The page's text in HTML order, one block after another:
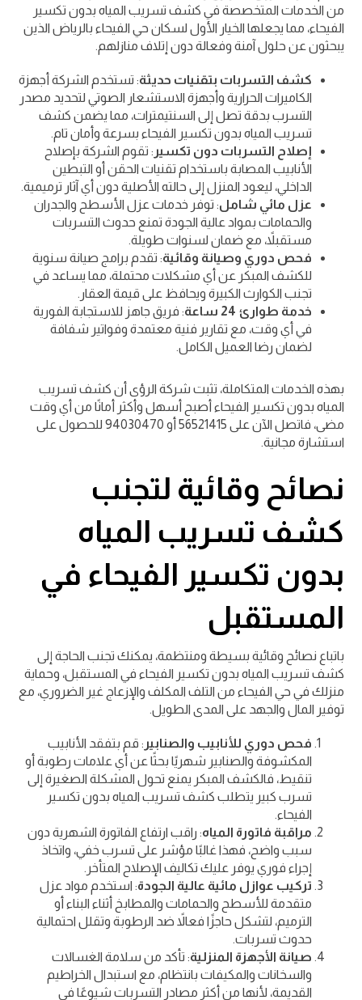
من الخدمات المتخصصة في كشف تسريب المياه بدون تكسير
الفيحاء، مما يجعلها الخيار الأول لسكان حي الفيحاء بالرياض الذين
يبحثون عن حلول آمنة وفعالة دون إتلاف منازلهم.
كشف التسربات بتقنيات حديثة: تستخدم الشركة أجهزة
الكاميرات الحرارية وأجهزة الاستشعار الصوتي لتحديد مصدر
التسرب بدقة تصل إلى السنتيمترات، مما يضمن كشف
تسريب المياه بدون تكسير الفيحاء بسرعة وأمان تام.
إصلاح التسربات دون تكسير : تقوم الشركة بإصلاح
الأنابيب المصابة باستخدام تقنيات الحقن أو التبطين
الداخلي، ليعود المنزل إلى حالته الأصلية دون أي آثار ترميمية.
عزل مائي شامل: توفر خدمات عزل الأسطح والجدران
والحمامات بمواد عالية الجودة تمنع حدوث التسربات
مستقبلاً، مع ضمان لسنوات طويلة.
فحص دوري وصيانة وقائية: تقدم برامج صيانة سنوية
للكشف المبكر عن أي مشكلات محتملة، مما يساعد في
تجنب الكوارث الكبيرة ويحافظ على قيمة العقار.
خدمة طوارئ 24 ساعة
: فريق جاهز للاستجابة الفورية
في أي وقت، مع تقارير فنية معتمدة وفواتير شفافة
لضمان رضا العميل الكامل.
بهذه الخدمات المتكاملة، تثبت شركة الرؤى أن كشف تسريب
المياه بدون تكسير الفيحاء أصبح أسهل وأكثر أمانًا من أي وقت
مضى، فاتصل الآن على 56521415 أو 94030470 للحصول على
استشارة مجانية.
نصائح وقائية لتجنب
كشف تسريب المياه
بدون تكسير الفيحاء في
المستقبل
باتباع نصائح وقائية بسيطة ومنتظمة، يمكنك تجنب الحاجة إلى
كشف تسريب المياه بدون تكسير الفيحاء في المستقبل، وحماية
منزلك في حي الفيحاء من التلف المكلف والإزعاج غير الضروري، مع
توفير المال والجهد على المدى الطويل.
فحص دوري للأنابيب والصنابير : قم بتفقد الأنابيب
المكشوفة والصنابير شهريًا بحثًا عن أي علامات رطوبة أو
تنقيط، فالكشف المبكر يمنع تحول المشكلة الصغيرة إلى
تسرب كبير يتطلب كشف تسريب المياه بدون تكسير
الفيحاء.
مراقبة فاتورة المياه: راقب ارتفاع الفاتورة الشهرية دون
سبب واضح، فهذا غالبًا مؤشر على تسرب خفي، واتخاذ
إجراء فوري يوفر عليك تكاليف الإصلاح المتأخر.
تركيب عوازل مائية عالية الجودة: استخدم مواد عزل
متقدمة للأسطح والحمامات والمطابخ أثناء البناء أو
الترميم، لتشكل حاجزًا فعالاً ضد الرطوبة وتقلل احتمالية
حدوث تسربات.
صيانة الأجهزة المنزلية: تأكد من سلامة الغسالات
والسخانات والمكيفات بانتظام، مع استبدال الخراطيم
القديمة، لأنها من أكثر مصادر التسربات شيوعًا في